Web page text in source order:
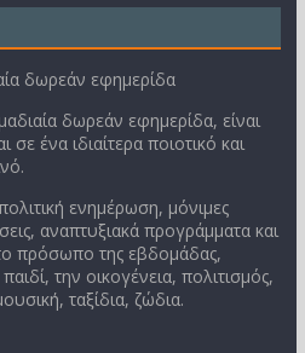
δωρεάν εφημερίδα
δωρεάν εφημερίδα, είναι
σε ένα ιδιαίτερα ποιοτικό και
ενημέρωση, μόνιμες
αναπτυξιακά προγράμματα και
πρόσωπο της εβδομάδας,
την οικογένεια, πολιτισμός,
ταξίδια, ζώδια.